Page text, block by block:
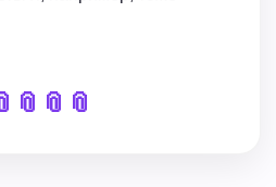
📎 📎 📎